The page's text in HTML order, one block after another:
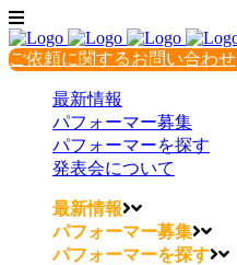
ご依頼に関するお問い合わせ
最新情報
パフォーマー募集
パフォーマーを探す
発表会について
最新情報
パフォーマー募集
パフォーマーを探す